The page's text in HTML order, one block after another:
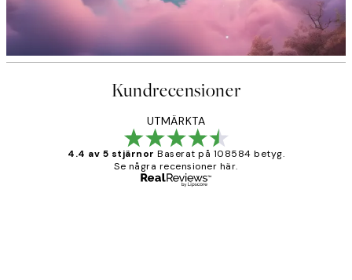
Kundrecensioner
UTMÄRKTA
4.4 av 5 stjärnor Baserat på 108584 betyg.
Se några recensioner här.